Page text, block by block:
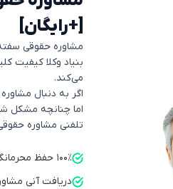
[+رایگان]
مشاوره حقوقی سفته سفید امضا
می‌کند.
اگر به دنبال
اما چنانچه مشکل
تلفنی مشاوره
۱۰۰٪ حفظ محرمانگی
دریافت آنی